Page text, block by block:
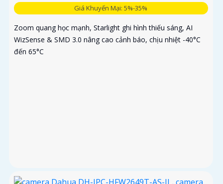
Giá Khuyến Mại: 5%-35%
Zoom quang học mạnh, Starlight ghi hình thiếu sáng, AI
WizSense & SMD 3.0 nâng cao cảnh báo, chịu nhiệt -40°C
đến 65°C